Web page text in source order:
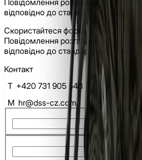
відповідно до стандартних бізнес-
Скористайтеся формою, щоб
Повідомлення розглядаються та
відповідно до стандартних бізнес-
Контакт
T +420 731 905 543
M hr@dss-cz.com